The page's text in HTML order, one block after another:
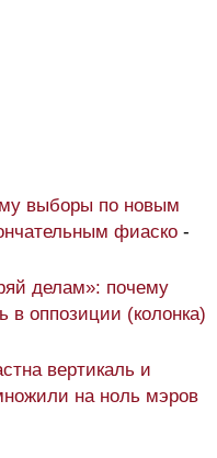
выборы по новым
фиаско -
делам»: почему
в оппозиции (колонка)
вертикаль и
на ноль мэров